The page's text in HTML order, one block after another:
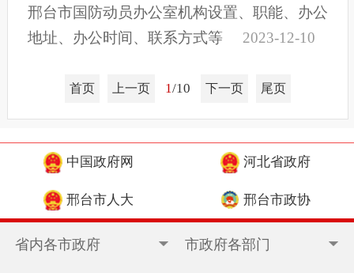
邢台市国防动员办公室机构设置、职能、办公
地址、办公时间、联系方式等
2023-12-10
首页 上一页 1/10 下一页 尾页
中国政府网 河北省政府
邢台市人大 邢台市政协
省内各市政府 市政府各部门